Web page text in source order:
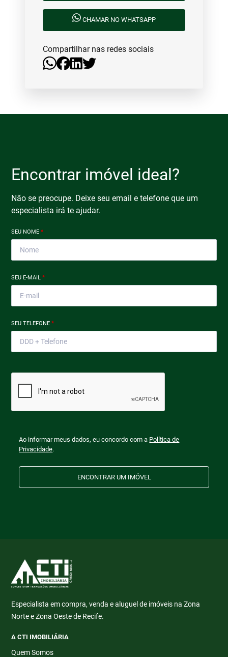
CHAMAR NO WHATSAPP
Compartilhar nas redes sociais
Encontrar imóvel ideal?
Não se preocupe. Deixe seu email e telefone que um
especialista irá te ajudar.
SEU NOME*
SEU E-MAIL*
SEU TELEFONE*
Ao informar meus dados, eu concordo com a Política de
Privacidade.
ENCONTRAR UM IMÓVEL
Especialista em compra, venda e aluguel de imóveis na Zona
Norte e Zona Oeste de Recife.
A CTI IMOBILIÁRIA
Quem Somos